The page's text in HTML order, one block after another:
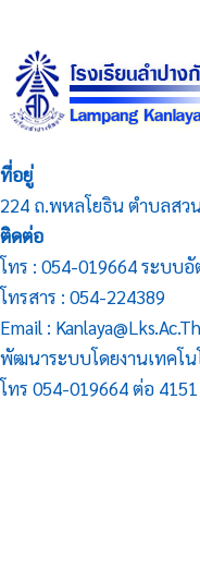
ที่อยู่
224 ถ.พหลโยธิน ตำบลสว
ติดต่อ
โทร : 054-019664 ระบบ
โทรสาร : 054-224389
Email : Kanlaya@lks.ac.th
พัฒนาระบบโดยงานเทคโน
โทร 054-019664 ต่อ 4151